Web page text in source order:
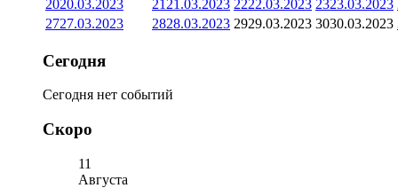
2020.03.2023 21 21.03.2023 2222.03.2023 2323.03.2023
2727.03.2023 2828.03.2023 2929.03.2023 3030.03.2023
Сегодня
Сегодня нет событий
Скоро
11
Августа